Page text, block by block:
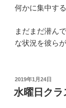
何かに集中す
まだまだ潜ん
な状況を彼ら
投
稿
日:
2019年1月24日
水曜日ク